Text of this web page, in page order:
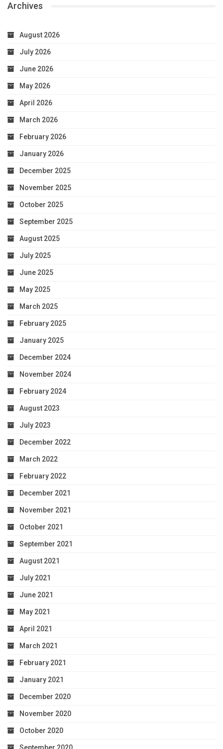
Archives
August 2026
July 2026
June 2026
May 2026
April 2026
March 2026
February 2026
January 2026
December 2025
November 2025
October 2025
September 2025
August 2025
July 2025
June 2025
May 2025
March 2025
February 2025
January 2025
December 2024
November 2024
February 2024
August 2023
July 2023
December 2022
March 2022
February 2022
December 2021
November 2021
October 2021
September 2021
August 2021
July 2021
June 2021
May 2021
April 2021
March 2021
February 2021
January 2021
December 2020
November 2020
October 2020
September 2020